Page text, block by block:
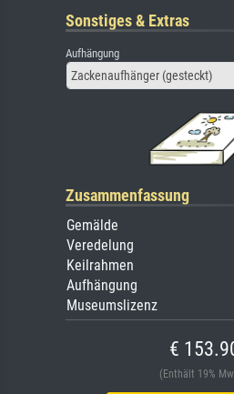
Sonstiges & Extras
Aufhängung
Zackenaufhänger (gesteckt)
Zusammenfassung
Gemälde
Veredelung
Keilrahmen
Aufhängung
Museumslizenz
€
(Enthält 19%